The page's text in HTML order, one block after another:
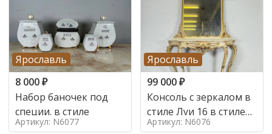
Ярославль
8 000₽
Набор баночек под
специи. в стиле
Артикул: N6077
Ярославль
99 000₽
Консоль с зеркалом в
стиле Луи 16 в стиле
Луи 16, Италия,
Артикул: N6076